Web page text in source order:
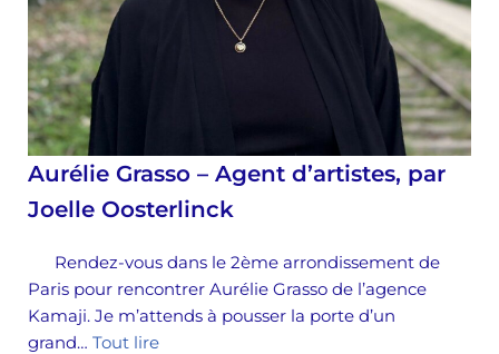
Aurélie Grasso – Agent d’artistes, par
Joelle Oosterlinck
Rendez-vous dans le 2ème arrondissement de
Paris pour rencontrer Aurélie Grasso de l’agence
Kamaji. Je m’attends à pousser la porte d’un
grand… Tout lire